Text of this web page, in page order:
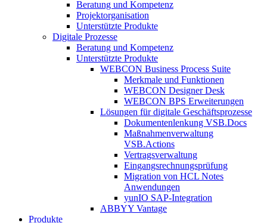
Beratung und Kompetenz
Projektorganisation
Unterstützte Produkte
Digitale Prozesse
Beratung und Kompetenz
Unterstützte Produkte
WEBCON Business Process Suite
Merkmale und Funktionen
WEBCON Designer Desk
WEBCON BPS Erweiterungen
Lösungen für digitale Geschäftsprozesse
Dokumentenlenkung VSB.Docs
Maßnahmenverwaltung
VSB.Actions
Vertragsverwaltung
Eingangsrechnungs­prüfung
Migration von HCL Notes
Anwendungen
yunIO SAP-Integration
ABBYY Vantage
Produkte